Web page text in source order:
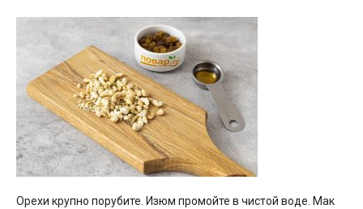
Орехи крупно порубите. Изюм промойте в чистой воде. Мак